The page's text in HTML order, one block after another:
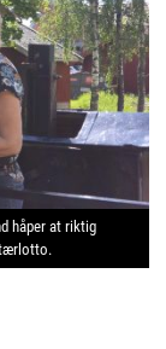
håper at riktig